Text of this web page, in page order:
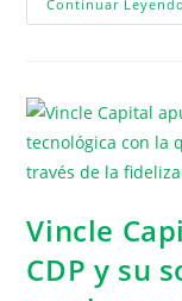
Continuar Leyendo
Vincle
CDP y su